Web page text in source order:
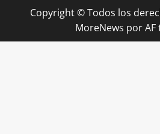
Copyright © Todos los
MoreNews por AF